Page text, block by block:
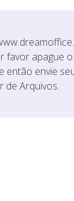
favor apague
então envie
de Arquivos.